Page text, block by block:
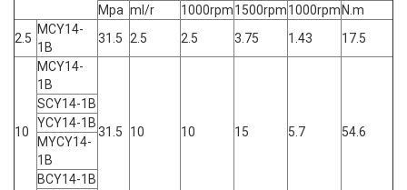
Mpa ml/r 1000rpm1500rpm1000rpm N.m
2.5
MCY14-
1B
31.5 2.5 2.5 3.75 1.43 17.5
10
MCY14-
1B
31.5 10 10 15 5.7 54.6
SCY14-1B
YCY14-1B
MYCY14-
1B
BCY14-1B